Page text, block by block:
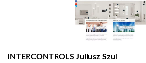
INTERCONTROLS Juliusz Szul